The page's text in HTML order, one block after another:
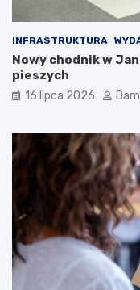
INFRASTRUKTURA
Nowy chodnik w
pieszych
16 lipca 2026